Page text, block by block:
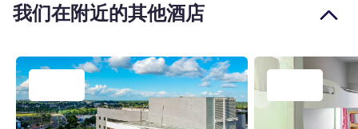
我们在附近的其他酒店